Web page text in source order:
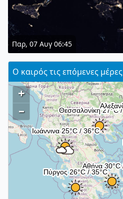
Παρ, 07 Αυγ 06:45
Ο καιρός τις επόμενες μέρες
+
–